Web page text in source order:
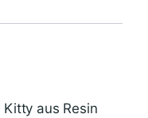
aus Resin